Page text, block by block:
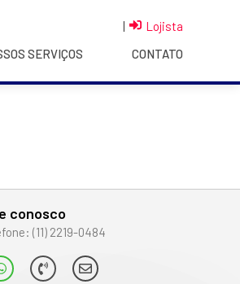
|
Lojista
SERVIÇOS CONTATO
conosco
(11) 2219-0484